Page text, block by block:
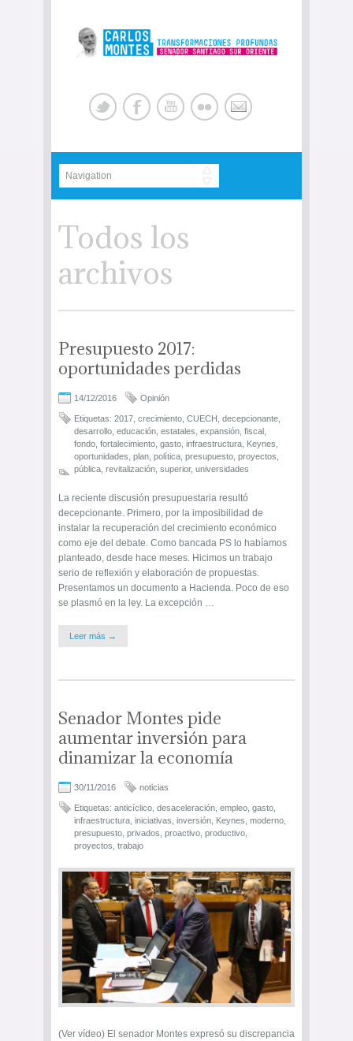
Todos los
archivos
Presupuesto 2017:
oportunidades perdidas
14/12/2016 Opinión
Etiquetas: 2017 crecimiento CUECH decepcionante
desarrollo educación estatales expansión fiscal
fondo fortalecimiento gasto infraestructura Keynes
oportunidades plan política presupuesto proyectos
pública revitalización superior, universidades
La reciente discusión presupuestaria resultó
decepcionante. Primero, por la imposibilidad de
instalar la recuperación del crecimiento económico
como eje del debate. Como bancada PS lo habíamos
planteado, desde hace meses. Hicimos un trabajo
serio de reflexión y elaboración de propuestas.
Presentamos un documento a Hacienda. Poco de eso
se plasmó en la ley. La excepción …
Leer más →
Senador Montes pide
aumentar inversión para
dinamizar la economía
30/11/2016 noticias
Etiquetas: anticíclico desaceleración empleo gasto
infraestructura iniciativas inversión Keynes moderno
presupuesto privados proactivo productivo
proyectos trabajo
(Ver vídeo) El senador Montes expresó su discrepancia